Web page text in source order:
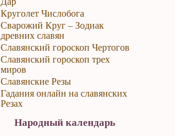
Круголет Числобога
Сварожий Круг – Зодиак
древних славян
Славянский гороскоп Чертогов
Славянский гороскоп трех
миров
Славянские Резы
Гадания онлайн на славянских
Резах
Народный календарь